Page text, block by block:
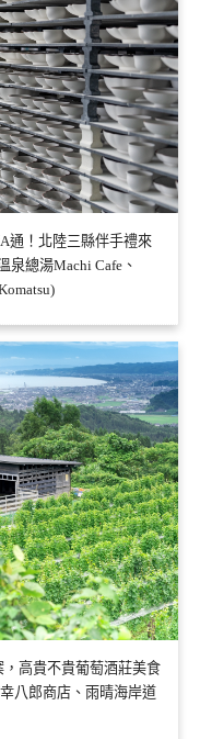
通！北陸三縣伴手禮來
泉總湯Machi Cafe、
高貴不貴葡萄酒莊美食
八郎商店、雨晴海岸道